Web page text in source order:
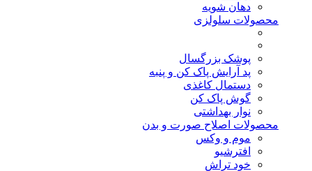
دهان شویه
محصولات سلولزی
پوشک بزرگسال
پد آرایش پاک کن و پنبه
دستمال کاغذی
گوش پاک کن
نوار بهداشتی
محصولات اصلاح صورت و بدن
موم و وکس
افترشیو
خود تراش